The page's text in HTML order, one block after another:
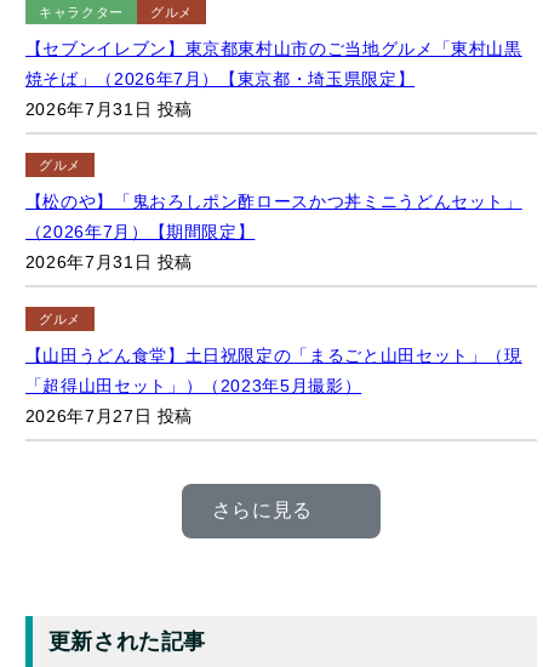
【セブンイレブン】東京都東村山市のご当地グルメ「東村山黒
焼そば」（2026年7月）【東京都・埼玉県限定】
2026年7月31日 投稿
グルメ
【松のや】「鬼おろしポン酢ロースかつ丼ミニうどんセット」
（2026年7月）【期間限定】
2026年7月31日 投稿
グルメ
【山田うどん食堂】土日祝限定の「まるごと山田セット」（現
「超得山田セット」）（2023年5月撮影）
2026年7月27日 投稿